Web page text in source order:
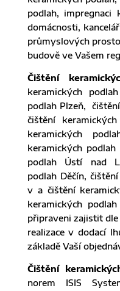
podlah, impregnaci
domácnosti,
průmyslových
budově ve Vašem
Čištění
keramických
podlah Plzeň,
čištění
keramických
keramických
podlah Ústí nad
podlah Děčín,
v a čištění
keramických
připraveni zajistit dle
realizace v dodací
základě Vaší
Čištění
norem ISIS